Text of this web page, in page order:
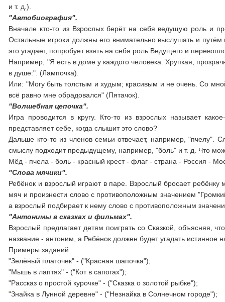
и т. д.).
"Автобиография".
Вначале кто-то из Взрослых берёт на себя ведущую роль и
Остальные игроки должны его внимательно выслушать и
это угадает, попробует взять на себя роль Ведущего и
Например, "Я есть в доме у каждого человека. Хрупкая,
в душе:". (Лампочка).
Или: "Могу быть толстым и худым; красивым и не очень. Со
всё равно мне обрадовался" (Пятачок).
"Волшебная цепочка".
Игра проводится в кругу. Кто-то из взрослых называет
представляет себе, когда слышит это слово?
Дальше кто-то из членов семьи отвечает, например, "пчелу".
смыслу подходит предыдущему, например, "боль" и т. д. Что
Мёд - пчела - боль - красный крест - флаг - страна - Россия -
"Слова мячики".
Ребёнок и взрослый играют в паре. Взрослый бросает
мяч и произнести слово с противоположным значением
а взрослый подбирает к нему слово с противоположным
"Антонимы в сказках и фильмах".
Взрослый предлагает детям поиграть со Сказкой, объясняя,
название - антоним, а Ребёнок должен будет угадать истинное
Примеры заданий:
"Зелёный платочек" - ("Красная шапочка");
"Мышь в лаптях" - ("Кот в сапогах");
"Рассказ о простой курочке" - ("Сказка о золотой рыбке");
"Знайка в Лунной деревне" - ("Незнайка в Солнечном городе");